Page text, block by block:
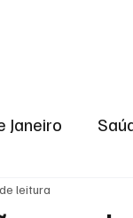
Janeiro
Fluminense
leitura